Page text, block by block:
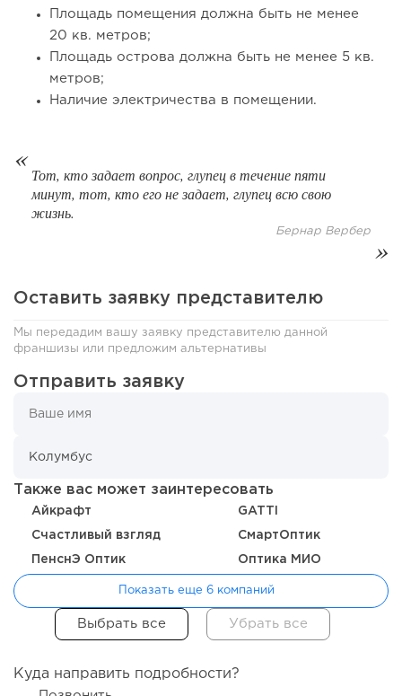
российский...
136
интернет-магазине...
Площадь помещения должна быть не менее
20 кв. метров;
Площадь острова должна быть не менее 5 кв.
метров;
Наличие электричества в помещении.
Тот, кто задает вопрос, глупец в течение пяти
минут, тот, кто его не задает, глупец всю свою
жизнь.
Бернар Вербер
Оставить заявку представителю
Мы передадим вашу заявку представителю данной
франшизы или предложим альтернативы
Отправить заявку
Также вас может заинтересовать
Айкрафт GATTI
Счастливый взгляд СмартОптик
ПенснЭ Оптик Оптика МИО
Показать еще 6 компаний
Куда направить подробности?